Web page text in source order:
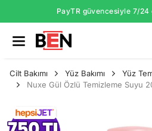
PayTR güvencesiyle 7/24
Cilt Bakımı Yüz Bakımı
Yüz
Nuxe Gül Özlü Temizleme Suyu